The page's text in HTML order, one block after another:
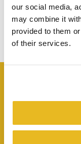
our social media,
may combine it
provided to them
of their services.